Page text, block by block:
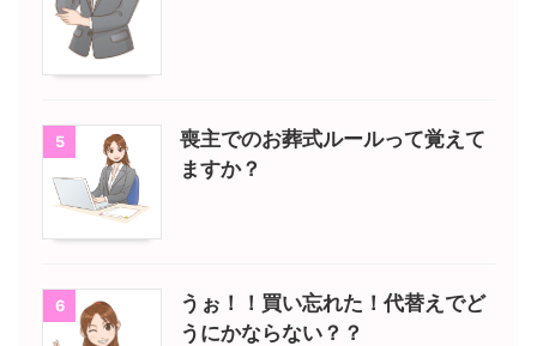
5
喪主でのお葬式ルールって覚えて
ますか？
6
うぉ！！買い忘れた！代替えでど
うにかならない？？